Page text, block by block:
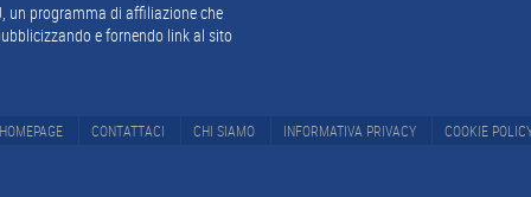
un programma di affiliazione che
e fornendo link al sito
HOMEPAGE CONTATTACI CHI SIAMO INFORMATIVA PRIVACY COOKIE